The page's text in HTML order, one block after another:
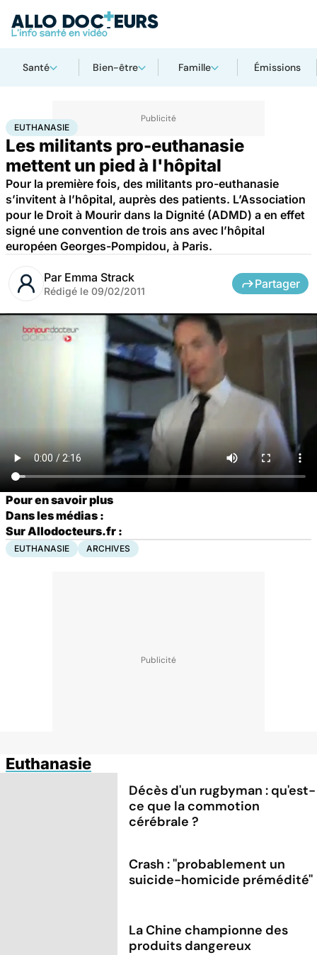
Santé Bien-être Famille Émissions
AccueilSantéEuthanasie
EUTHANASIE
Les militants pro-euthanasie
mettent un pied à l'hôpital
Pour la première fois, des militants pro-euthanasie
s’invitent à l’hôpital, auprès des patients. L’Association
pour le Droit à Mourir dans la Dignité (ADMD) a en effet
signé une convention de trois ans avec l’hôpital
européen Georges-Pompidou, à Paris.
Par Emma Strack
Rédigé le 09/02/2011
Partager
Pour en savoir plus
Dans les médias :
Sur Allodocteurs.fr :
EUTHANASIE ARCHIVES
Euthanasie
Décès d'un rugbyman : qu'est-
ce que la commotion
cérébrale ?
Crash : ''probablement un
suicide-homicide prémédité''
La Chine championne des
produits dangereux